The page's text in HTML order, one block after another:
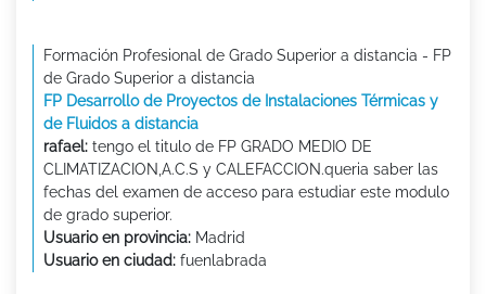
Formación Profesional de Grado Superior a distancia - FP
de Grado Superior a distancia
FP Desarrollo de Proyectos de Instalaciones Térmicas y
de Fluidos a distancia
rafael: tengo el titulo de FP GRADO MEDIO DE
CLIMATIZACION,A.C.S y CALEFACCION.queria saber las
fechas del examen de acceso para estudiar este modulo
de grado superior.
Usuario en provincia: Madrid
Usuario en ciudad: fuenlabrada